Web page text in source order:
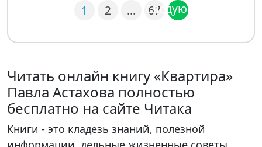
1 2 … 67
Следующая
Читать онлайн книгу «Квартира»
Павла Астахова полностью
бесплатно на сайте Читака
Книги - это кладезь знаний, полезной